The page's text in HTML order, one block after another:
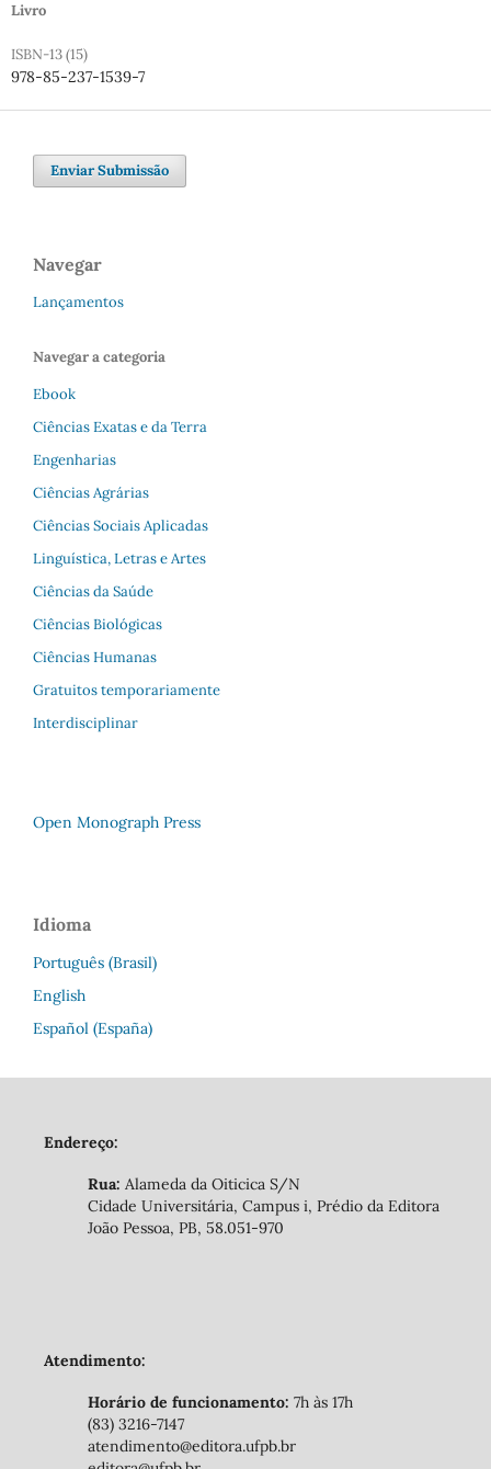
Livro
ISBN-13 (15)
978-85-237-1539-7
Enviar Submissão
Navegar
Lançamentos
Navegar a categoria
Ebook
Ciências Exatas e da Terra
Engenharias
Ciências Agrárias
Ciências Sociais Aplicadas
Linguística, Letras e Artes
Ciências da Saúde
Ciências Biológicas
Ciências Humanas
Gratuitos temporariamente
Interdisciplinar
Open Monograph Press
Idioma
Português (Brasil)
English
Español (España)
Endereço:
Rua: Alameda da Oiticica S/N
Cidade Universitária, Campus i, Prédio da Editora
João Pessoa, PB, 58.051-970
Atendimento:
Horário de funcionamento: 7h às 17h
(83) 3216-7147
atendimento@editora.ufpb.br